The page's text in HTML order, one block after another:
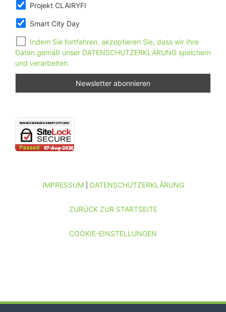
Projekt CLAIRYFI
Smart City Day
Indem Sie fortfahren, akzeptieren Sie, dass wir Ihre
Daten gemäß unser DATENSCHUTZERKLÄRUNG speichern
und verarbeiten.
IMPRESSUM| DATENSCHUTZERKLÄRUNG
ZURÜCK ZUR STARTSEITE
COOKIE-EINSTELLUNGEN